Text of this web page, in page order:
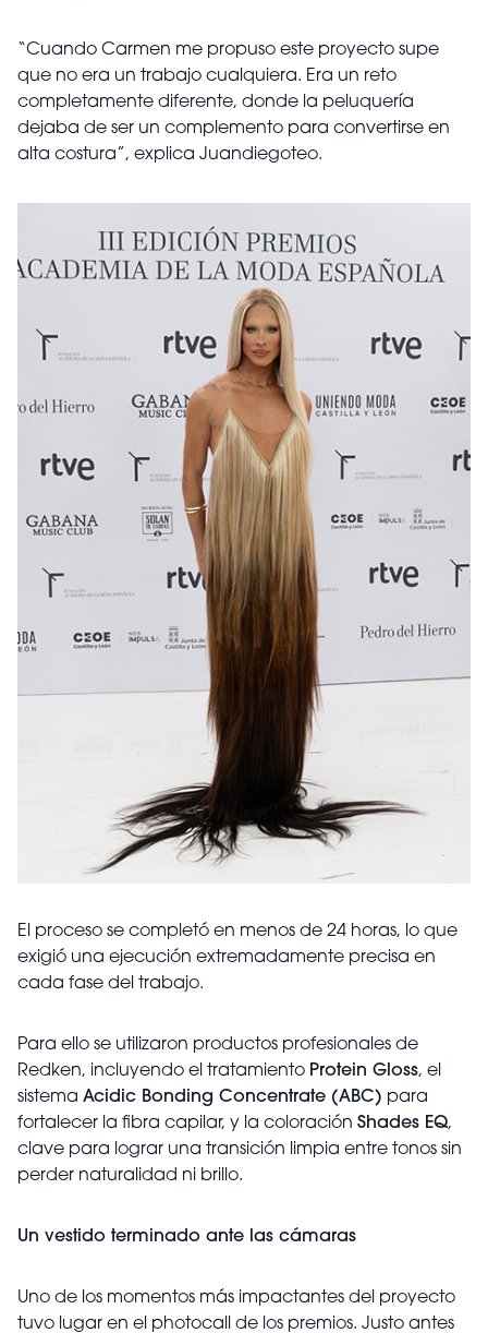
“Cuando Carmen me propuso este proyecto supe
que no era un trabajo cualquiera. Era un reto
completamente diferente, donde la peluquería
dejaba de ser un complemento para convertirse en
alta costura”, explica Juandiegoteo.
El proceso se completó en menos de 24 horas, lo que
exigió una ejecución extremadamente precisa en
cada fase del trabajo.
Para ello se utilizaron productos profesionales de
Redken, incluyendo el tratamiento Protein Gloss, el
sistema Acidic Bonding Concentrate (ABC) para
fortalecer la fibra capilar, y la coloración Shades EQ,
clave para lograr una transición limpia entre tonos sin
perder naturalidad ni brillo.
Un vestido terminado ante las cámaras
Uno de los momentos más impactantes del proyecto
tuvo lugar en el photocall de los premios. Justo antes